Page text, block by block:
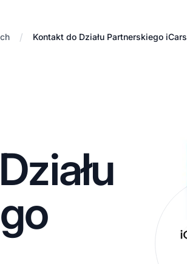
/ Kontakt do Działu Partnerskiego